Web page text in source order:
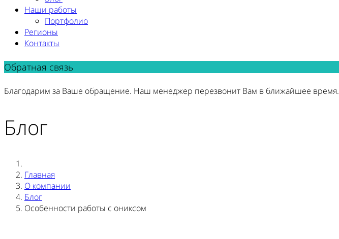
Наши работы
Портфолио
Регионы
Контакты
Обратная связь
Благодарим за Ваше обращение. Наш менеджер перезвонит Вам в ближайшее время.
Блог
Главная
О компании
Блог
Особенности работы с ониксом